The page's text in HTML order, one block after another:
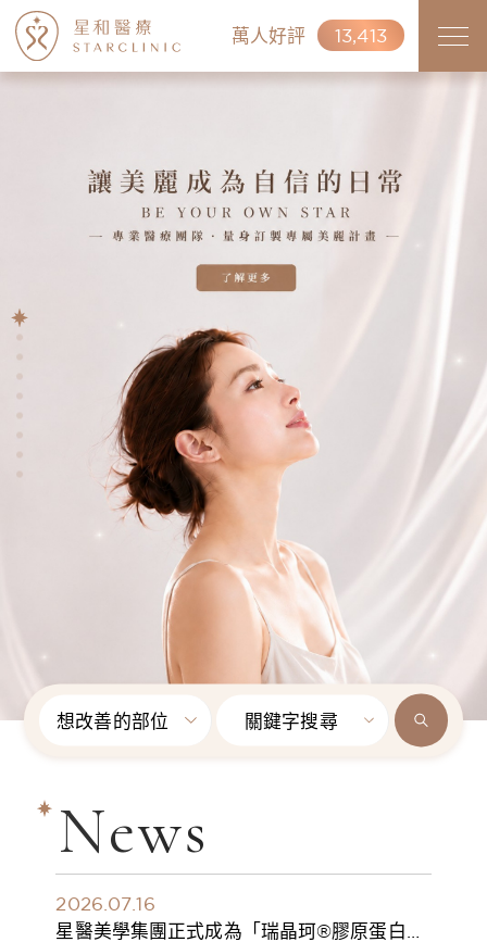
萬人好評 13,413
想改善的部位 關鍵字搜尋
News
2026.07.16
星醫美學集團正式成為「瑞晶珂®膠原蛋白植